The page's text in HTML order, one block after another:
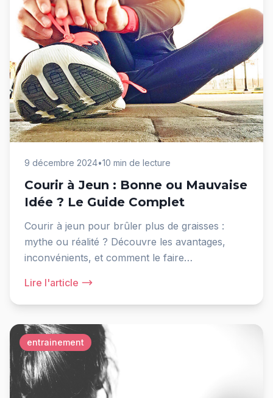
9 décembre 2024•10 min de lecture
Courir à Jeun : Bonne ou Mauvaise
Idée ? Le Guide Complet
Courir à jeun pour brûler plus de graisses :
mythe ou réalité ? Découvre les avantages,
inconvénients, et comment le faire
Lire l'article
entrainement